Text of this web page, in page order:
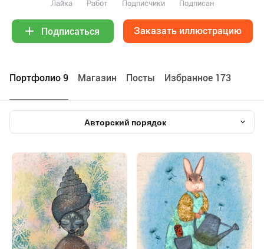
Лайка Работ Подписчики Подписан
Подписаться Заказать иллюстрацию
Портфолио 9 Maгазин Посты Избранное 173
Авторский порядок